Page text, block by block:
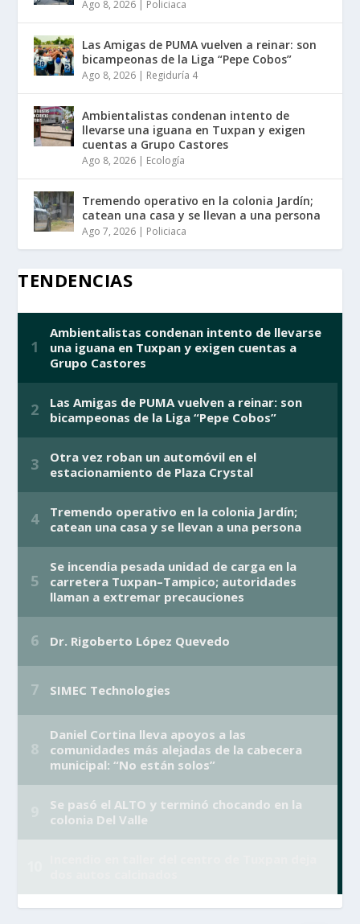
Ago 8, 2026 | Policiaca
Las Amigas de PUMA vuelven a reinar: son
bicampeonas de la Liga “Pepe Cobos”
Ago 8, 2026 | Regiduría 4
Ambientalistas condenan intento de
llevarse una iguana en Tuxpan y exigen
cuentas a Grupo Castores
Ago 8, 2026 | Ecología
Tremendo operativo en la colonia Jardín;
catean una casa y se llevan a una persona
Ago 7, 2026 | Policiaca
TENDENCIAS